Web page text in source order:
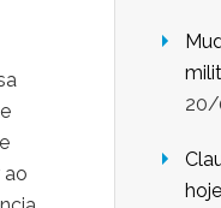
ao
20/